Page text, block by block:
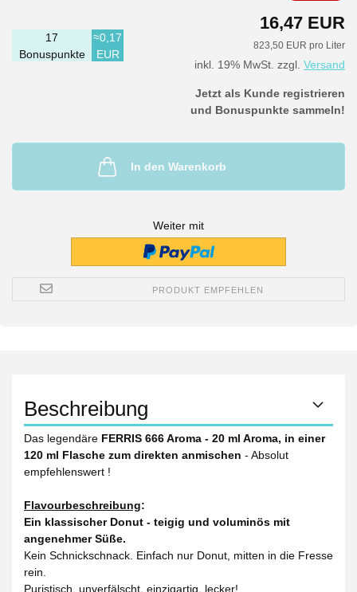
16,47 EUR
823,50 EUR pro Liter
inkl. 19% MwSt. zzgl. Versand
17
Bonuspunkte
≈0,17
EUR
Jetzt als Kunde registrieren
und Bonuspunkte sammeln!
In den Warenkorb
Weiter mit
PRODUKT EMPFEHLEN
Beschreibung
Das legendäre FERRIS 666 Aroma - 20 ml Aroma, in einer
120 ml Flasche zum direkten anmischen - Absolut
empfehlenswert !
Flavourbeschreibung:
Ein klassischer Donut - teigig und voluminös mit
angenehmer Süße.
Kein Schnickschnack. Einfach nur Donut, mitten in die Fresse
rein.
Puristisch, unverfälscht, einzigartig, lecker!